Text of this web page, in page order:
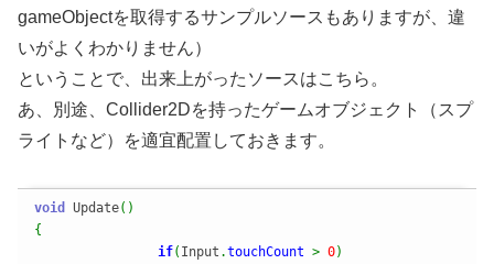
gameObjectを取得するサンプルソースもありますが、違
いがよくわかりません）
ということで、出来上がったソースはこちら。
あ、別途、Collider2Dを持ったゲームオブジェクト（スプ
ライトなど）を適宜配置しておきます。
void Update( )
{
if( Input .touchCount > 0)